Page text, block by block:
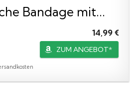
Bandage mit...
14,99 €
ZUM ANGEBOT*